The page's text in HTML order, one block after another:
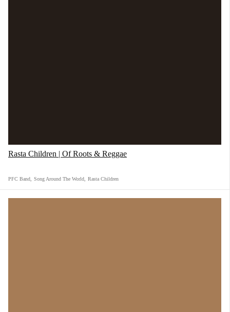
Rasta Children | Of Roots & Reggae
PFC Band Song Around The World Rasta Children